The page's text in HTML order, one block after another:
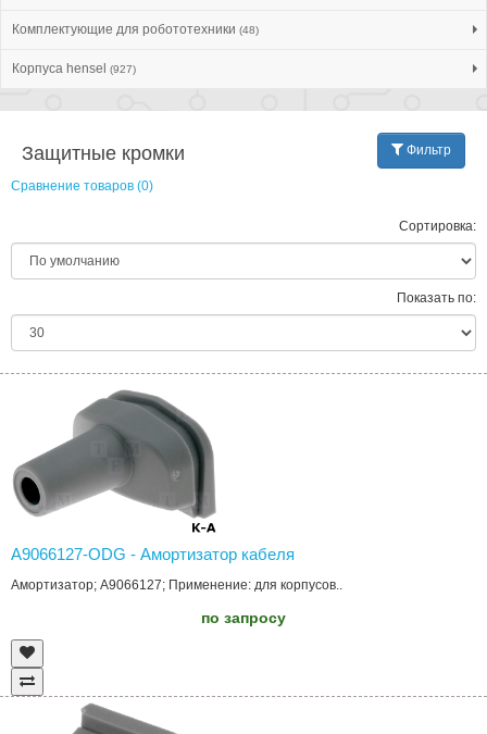
Комплектующие для робототехники (48)
Корпуса hensel (927)
Фильтр
Защитные кромки
Сравнение товаров (0)
Сортировка:
Показать по:
A9066127-ODG - Амортизатор кабеля
Амортизатор; A9066127; Применение: для корпусов..
по запросу